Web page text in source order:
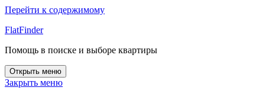
Перейти к содержимому
FlatFinder
Помощь в поиске и выборе квартиры
Открыть меню
Закрыть меню